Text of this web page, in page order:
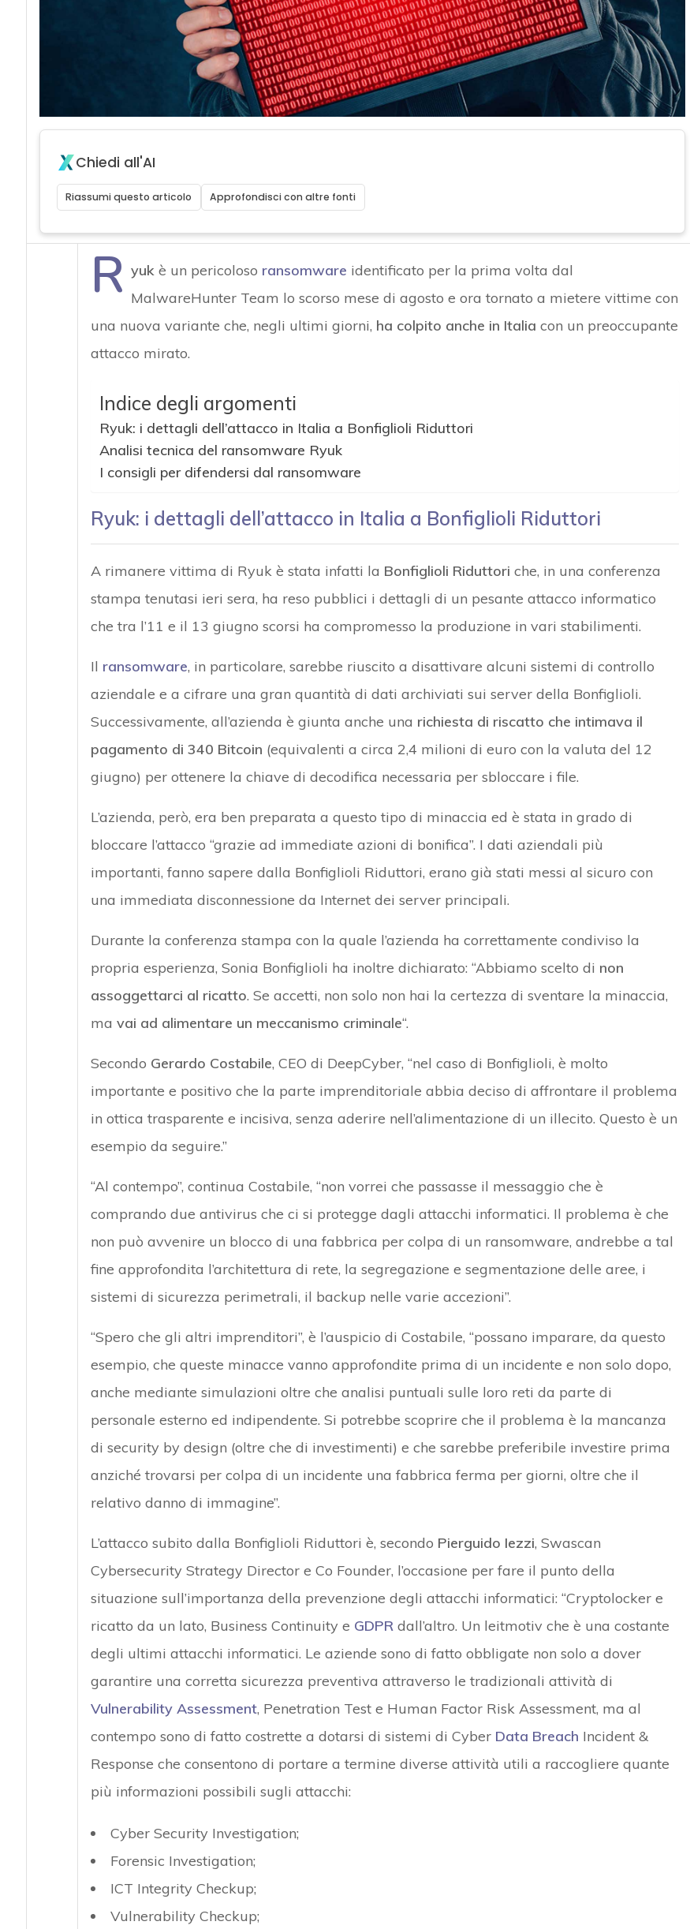
Chiedi all'AI
Riassumi questo articolo Approfondisci con altre fonti
R yukè un pericoloso ransomware identificato per la prima volta dal
MalwareHunter Team lo scorso mese di agosto e ora tornato a mietere vittime con
una nuova variante che, negli ultimi giorni, ha colpito anche in Italia con un preoccupante
attacco mirato.
Indice degli argomenti
Ryuk: i dettagli dell’attacco in Italia a Bonfiglioli Riduttori
Analisi tecnica del ransomware Ryuk
I consigli per difendersi dal ransomware
Ryuk: i dettagli dell’attacco in Italia a Bonfiglioli Riduttori
A rimanere vittima di Ryuk è stata infatti la Bonfiglioli Riduttori che, in una conferenza
stampa tenutasi ieri sera, ha reso pubblici i dettagli di un pesante attacco informatico
che tra l’11 e il 13 giugno scorsi ha compromesso la produzione in vari stabilimenti.
Il ransomware, in particolare, sarebbe riuscito a disattivare alcuni sistemi di controllo
aziendale e a cifrare una gran quantità di dati archiviati sui server della Bonfiglioli.
Successivamente, all’azienda è giunta anche una richiesta di riscatto che intimava il
pagamento di 340 Bitcoin (equivalenti a circa 2,4 milioni di euro con la valuta del 12
giugno) per ottenere la chiave di decodifica necessaria per sbloccare i file.
L’azienda, però, era ben preparata a questo tipo di minaccia ed è stata in grado di
bloccare l’attacco “grazie ad immediate azioni di bonifica”. I dati aziendali più
importanti, fanno sapere dalla Bonfiglioli Riduttori, erano già stati messi al sicuro con
una immediata disconnessione da Internet dei server principali.
Durante la conferenza stampa con la quale l’azienda ha correttamente condiviso la
propria esperienza, Sonia Bonfiglioli ha inoltre dichiarato: “Abbiamo scelto di non
assoggettarci al ricatto. Se accetti, non solo non hai la certezza di sventare la minaccia,
ma vai ad alimentare un meccanismo criminale“.
Secondo Gerardo Costabile, CEO di DeepCyber, “nel caso di Bonfiglioli, è molto
importante e positivo che la parte imprenditoriale abbia deciso di affrontare il problema
in ottica trasparente e incisiva, senza aderire nell’alimentazione di un illecito. Questo è un
esempio da seguire.”
“Al contempo”, continua Costabile, “non vorrei che passasse il messaggio che è
comprando due antivirus che ci si protegge dagli attacchi informatici. Il problema è che
non può avvenire un blocco di una fabbrica per colpa di un ransomware, andrebbe a tal
fine approfondita l’architettura di rete, la segregazione e segmentazione delle aree, i
sistemi di sicurezza perimetrali, il backup nelle varie accezioni”.
“Spero che gli altri imprenditori”, è l’auspicio di Costabile, “possano imparare, da questo
esempio, che queste minacce vanno approfondite prima di un incidente e non solo dopo,
anche mediante simulazioni oltre che analisi puntuali sulle loro reti da parte di
personale esterno ed indipendente. Si potrebbe scoprire che il problema è la mancanza
di security by design (oltre che di investimenti) e che sarebbe preferibile investire prima
anziché trovarsi per colpa di un incidente una fabbrica ferma per giorni, oltre che il
relativo danno di immagine”.
L’attacco subito dalla Bonfiglioli Riduttori è, secondo Pierguido Iezzi, Swascan
Cybersecurity Strategy Director e Co Founder, l’occasione per fare il punto della
situazione sull’importanza della prevenzione degli attacchi informatici: “Cryptolocker e
ricatto da un lato, Business Continuity e GDPRdall’altro. Un leitmotiv che è una costante
degli ultimi attacchi informatici. Le aziende sono di fatto obbligate non solo a dover
garantire una corretta sicurezza preventiva attraverso le tradizionali attività di
Vulnerability Assessment, Penetration Test e Human Factor Risk Assessment, ma al
contempo sono di fatto costrette a dotarsi di sistemi di Cyber Data Breach Incident &
Response che consentono di portare a termine diverse attività utili a raccogliere quante
più informazioni possibili sugli attacchi:
Cyber Security Investigation;
Forensic Investigation;
ICT Integrity Checkup;
Vulnerability Checkup;
B
Backup
Attacchi hacker e Malware: le ultime news in tempo reale e gli approfondimenti